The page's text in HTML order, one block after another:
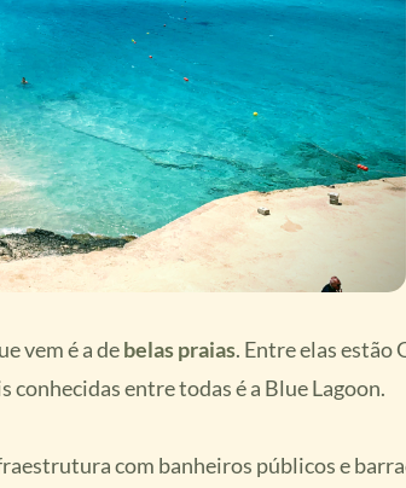
vem é a debelas praias. Entre elas estão
conhecidas entre todas é a Blue Lagoon.
com banheiros públicos e